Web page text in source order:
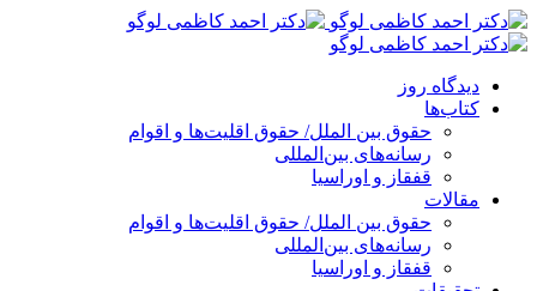
پرش
به
دیدگاه روز
کتاب‌ها
حقوق بین الملل/ حقوق اقلیت‌ها و اقوام
رسانه‌های بین‌المللی
قفقاز و اوراسیا
مقالات
حقوق بین الملل/ حقوق اقلیت‌ها و اقوام
رسانه‌های بین‌المللی
قفقاز و اوراسیا